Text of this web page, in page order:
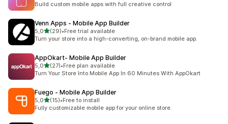
Build custom mobile apps with full creative control
Venn Apps ‑ Mobile App Builder
5,0stelle su 5
(29)
29 recensioni totali
•Free trial available
Turn your store into a high-converting, on-brand mobile app.
AppOkart‑ Mobile App Builder
5,0stelle su 5
(27)
27 recensioni totali
•Free plan available
Turn Your Store Into Mobile App In 60 Minutes With AppOkart
Fuego ‑ Mobile App Builder
5,0stelle su 5
(15)
15 recensioni totali
•Free to install
Fully customizable mobile app for your online store.